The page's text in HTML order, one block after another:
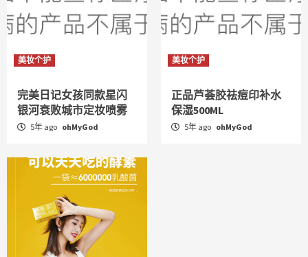
美妆个护
完美日记女孩同款星闪
银河衰败城市定妆喷雾
5年 ago ohMyGod
美妆个护
正品芦荟胶祛痘印补水
保湿500ML
5年 ago ohMyGod